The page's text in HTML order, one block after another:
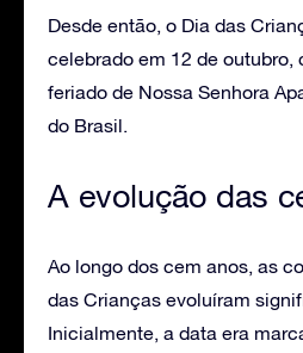
Desde então, o Dia das
celebrado em 12 de
feriado de Nossa Senhora
do Brasil.
A evolução das
Ao longo dos cem anos, as
das Crianças evoluíram
Inicialmente, a data era